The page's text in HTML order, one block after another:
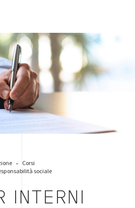
Corsi
sociale
INTERNI